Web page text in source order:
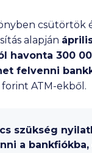
csütörtök
alapján
havonta 300
felvenni
ATM-ekből.
szükség
a